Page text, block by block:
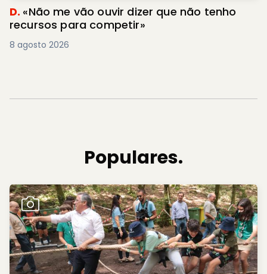
D. «Não me vão ouvir dizer que não tenho
recursos para competir»
8 agosto 2026
Populares.